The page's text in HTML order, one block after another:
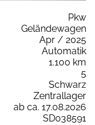
Pkw
Geländewagen
Apr / 2025
Automatik
1.100 km
5
Schwarz
Zentrallager
ab ca. 17.08.2026
SD038591